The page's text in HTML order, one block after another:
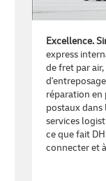
Excellence.
express
de fret par
réparation en
postaux dans
services
ce que fait
connecter et